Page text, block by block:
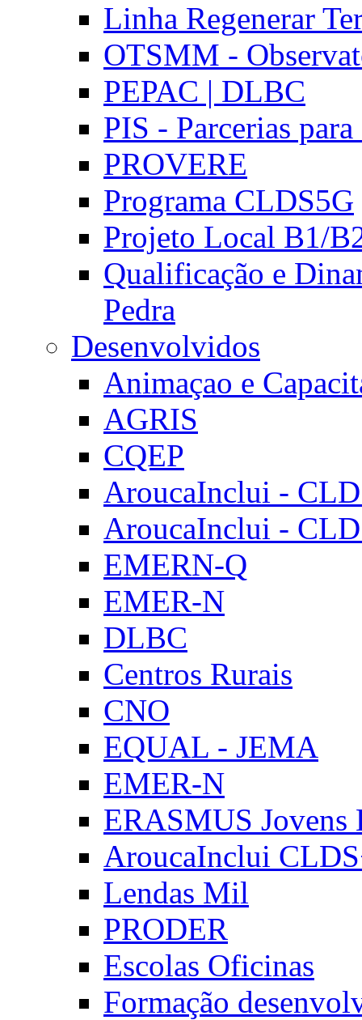
Linha Regenerar
OTSMM -
PEPAC | DLBC
PIS - Parcerias
PROVERE
Programa CLDS5G
Projeto Local B1/
Qualificação e
Pedra
Desenvolvidos
Animaçao e
AGRIS
CQEP
AroucaInclui -
AroucaInclui -
EMERN-Q
EMER-N
DLBC
Centros Rurais
CNO
EQUAL - JEMA
EMER-N
ERASMUS Jovens
AroucaInclui
Lendas Mil
PRODER
Escolas Oficinas
Formação